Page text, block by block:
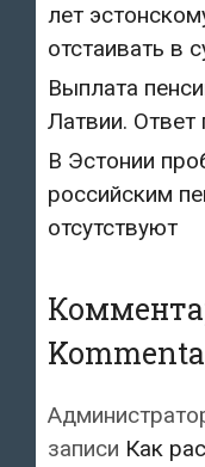
лет
отстаивать в
Выплата
Латвии.
В Эстонии
российским
отсутствуют
записи Как